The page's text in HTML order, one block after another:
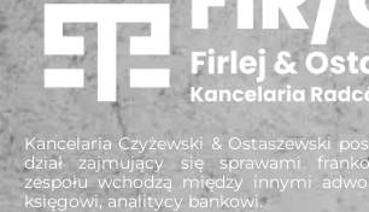
Kancelaria Czyżewski & Ostaszewski
dział zajmujący się sprawami
zespołu wchodzą między innymi
księgowi, analitycy bankowi.